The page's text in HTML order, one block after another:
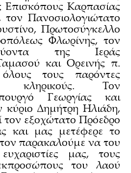
Επισκόπους Καρπασίας
Πανοσιολογιώτατο
Πρωτοσύγκελλο
Φλωρίνης, τον
της Ιεράς
και Ορεινής π.
τους παρόντες
κληρικούς. Τον
Γεωργίας και
Δημήτρη Ηλιάδη,
εξοχώτατο Πρόεδρο
και μας μετέφερε το
παρακαλούμε να του
μας, τους
του λαού